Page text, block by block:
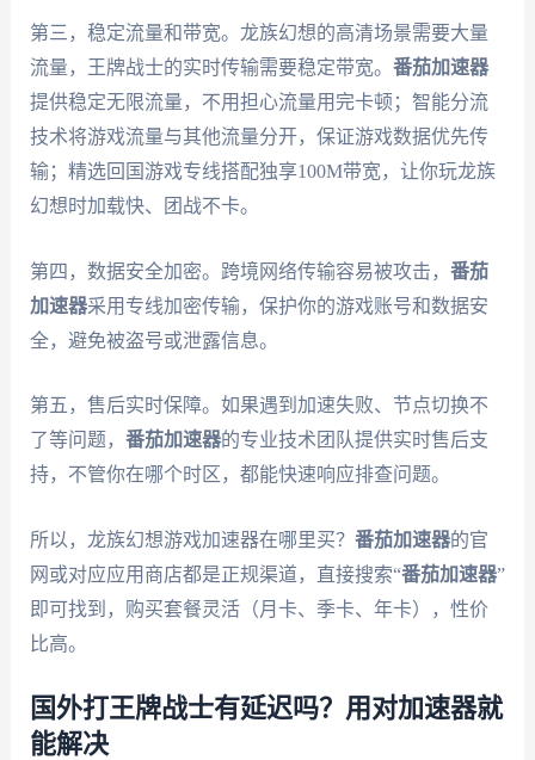
第三，稳定流量和带宽。龙族幻想的高清场景需要大量
流量，王牌战士的实时传输需要稳定带宽。 番茄加速器
提供稳定无限流量，不用担心流量用完卡顿；智能分流
技术将游戏流量与其他流量分开，保证游戏数据优先传
输；精选回国游戏专线搭配独享100M带宽，让你玩龙族
幻想时加载快、团战不卡。
第四，数据安全加密。跨境网络传输容易被攻击， 番茄
加速器采用专线加密传输，保护你的游戏账号和数据安
全，避免被盗号或泄露信息。
第五，售后实时保障。如果遇到加速失败、节点切换不
了等问题， 番茄加速器的专业技术团队提供实时售后支
持，不管你在哪个时区，都能快速响应排查问题。
所以，龙族幻想游戏加速器在哪里买？ 番茄加速器的官
网或对应应用商店都是正规渠道，直接搜索“番茄加速器”
即可找到，购买套餐灵活（月卡、季卡、年卡），性价
比高。
国外打王牌战士有延迟吗？用对加速器就
能解决